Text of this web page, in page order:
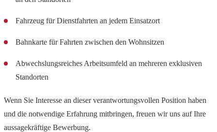
Fahrzeug für Dienstfahrten an jedem Einsatzort
Bahnkarte für Fahrten zwischen den Wohnsitzen
Abwechslungsreiches Arbeitsumfeld an mehreren exklusiven
Standorten
Wenn Sie Interesse an dieser verantwortungsvollen Position haben
und die notwendige Erfahrung mitbringen, freuen wir uns auf Ihre
aussagekräftige Bewerbung.